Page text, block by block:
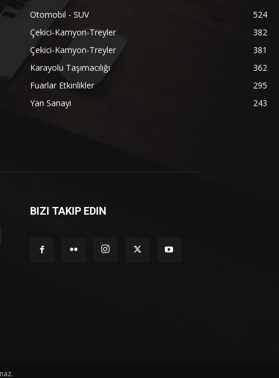
Otomobil - SUV
524
Çekici-Kamyon-Treyler
382
Çekici-Kamyon-Treyler
381
Karayolu Taşımacılığı
362
Fuarlar Etkinlikler
295
Yan Sanayi
243
BIZI TAKIP EDIN